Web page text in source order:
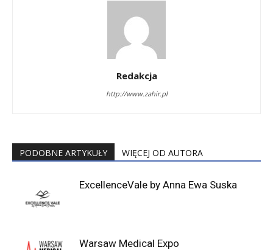
Redakcja
http://www.zahir.pl
PODOBNE ARTYKUŁY WIĘCEJ OD AUTORA
ExcellenceVale by Anna Ewa Suska
Warsaw Medical Expo